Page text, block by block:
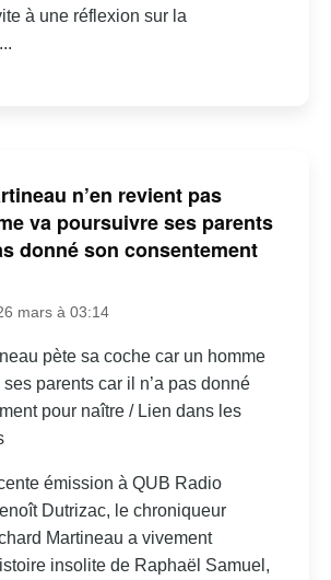
à une réflexion sur la
n’en revient pas
va poursuivre ses parents
donné son consentement
mars à 03:14
pète sa coche car un homme
parents car il n’a pas donné
pour naître / Lien dans les
émission à QUB Radio
Dutrizac, le chroniqueur
Martineau a vivement
insolite de Raphaël Samuel,